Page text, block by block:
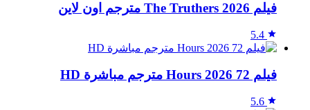
فيلم The Truthers 2026 مترجم اون لاين
5.4
فيلم 72 Hours 2026 مترجم مباشرة HD
5.6